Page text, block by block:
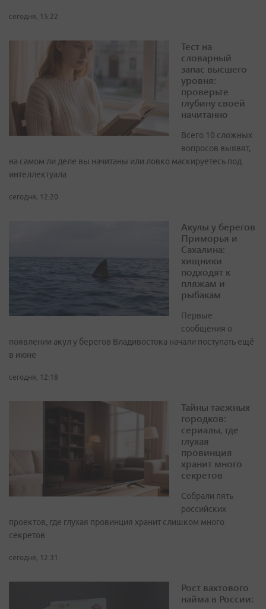
сегодня, 15:22
Тест на
словарный
запас высшего
уровня:
проверьте
глубину своей
начитанно
Всего 10 сложных
вопросов выявят,
на самом ли деле вы начитаны или ловко маскируетесь под
интеллектуала
сегодня, 12:20
Акулы у берегов
Приморья и
Сахалина:
хищники
подходят к
пляжам и
рыбакам
Первые
сообщения о
появлении акул у берегов Владивостока начали поступать ещё
в июне
сегодня, 12:18
Тайны таежных
городков:
сериалы, где
глухая
провинция
хранит много
секретов
Собрали пять
российских
проектов, где глухая провинция хранит слишком много
секретов
сегодня, 12:31
Рост вахтового
найма в России: